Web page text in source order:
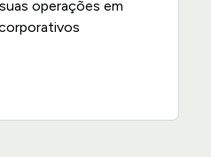
operações em